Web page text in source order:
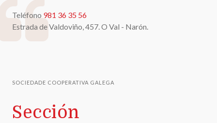
Teléfono 981 36 35 56
Estrada de Valdoviño, 457. O Val - Narón.
SOCIEDADE COOPERATIVA GALEGA
Sección